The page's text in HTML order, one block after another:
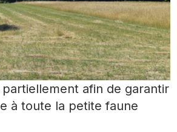
afin de garantir
à toute la petite faune